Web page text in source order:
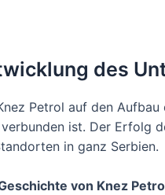
des
Petrol auf den
ist. Der Erfolg
in ganz Serbien.
von Knez